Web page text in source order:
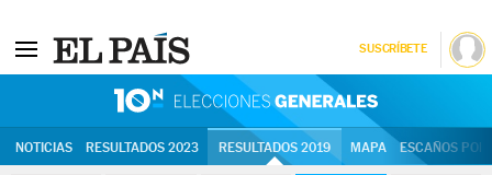
SUSCRÍBETE
NOTICIAS RESULTADOS 2023 RESULTADOS 2019 MAPA ESCAÑOS